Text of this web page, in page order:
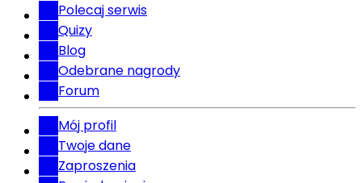
Polecaj serwis
Quizy
Blog
Odebrane nagrody
Forum
Mój profil
Twoje dane
Zaproszenia